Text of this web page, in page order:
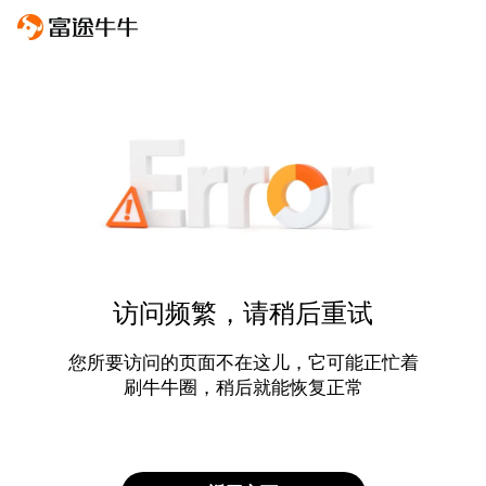
访问频繁，请稍后重试
您所要访问的页面不在这儿，它可能正忙着
刷牛牛圈，稍后就能恢复正常